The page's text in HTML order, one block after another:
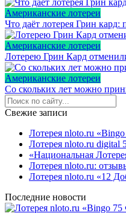
Американские лотереи
Что даёт лотерея Грин кард:
Американские лотереи
Лотерею Грин Кард
Американские лотереи
Со скольких лет можно
Свежие записи
Лотерея nloto.ru
Лотерея nloto.ru digital
«Национальная
Лотерея nloto.ru:
Лотерея nloto.ru «12
Последние новости